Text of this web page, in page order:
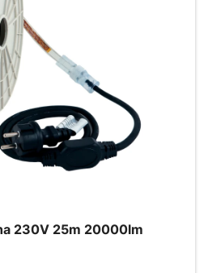
230V 25m 20000lm